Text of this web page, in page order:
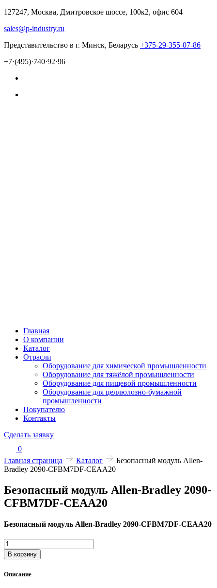
127247, Москва, Дмитровское шоссе, 100к2, офис 604
sales@p-industry.ru
Представительство в г. Минск, Беларусь +375-29-355-07-86
+7·(495)·740·92·96
Главная
О компании
Каталог
Отрасли
Оборудование для химической промышленности
Оборудование для тяжёлой промышленности
Оборудование для пищевой промышленности
Оборудование для целлюлозно-бумажной
промышленности
Покупателю
Контакты
Сделать заявку
0
Главная страница
Каталог
Безопасный модуль Allen-
Bradley 2090-CFBM7DF-CEAA20
Безопасный модуль Allen-Bradley 2090-
CFBM7DF-CEAA20
Безопасный модуль Allen-Bradley 2090-CFBM7DF-CEAA20
Количество
товара
Безопасный
Allen-
В корзину
Описание